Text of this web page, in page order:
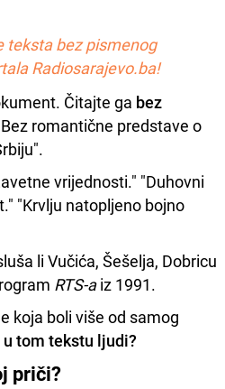
teksta bez pismenog
Radiosarajevo.ba!
Čitajte ga bez
romantične predstave o
vrijednosti." "Duhovni
"Krvlju natopljeno bojno
li Vučića, Šešelja, Dobricu
RTS-aiz 1991.
koja boli više od samog
tom tekstu ljudi?
priči?